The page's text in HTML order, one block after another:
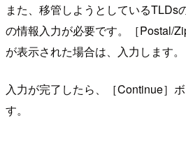
また、移管しようとしているTLDs
の情報入力が必要です。［Postal/
が表示された場合は、入力します。
入力が完了したら、［Continue］
す。